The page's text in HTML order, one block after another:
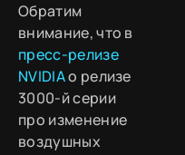
Обратим
внимание, что в
пресс-релизе
NVIDIAо релизе
3000-й серии
про изменение
воздушных